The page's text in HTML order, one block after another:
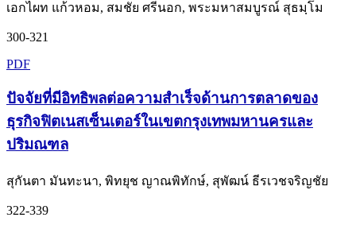
เอกไผท แก้วหอม, สมชัย ศรีนอก, พระมหาสมบูรณ์ สุธมฺโม
300-321
PDF
ปัจจัยที่มีอิทธิพลต่อความสำเร็จด้านการตลาดของ
ธุรกิจฟิตเนสเซ็นเตอร์ในเขตกรุงเทพมหานครและ
ปริมณฑล
สุกันตา มันทะนา, พิทยุช ญาณพิทักษ์, สุพัฒน์ ธีรเวชจริญชัย
322-339